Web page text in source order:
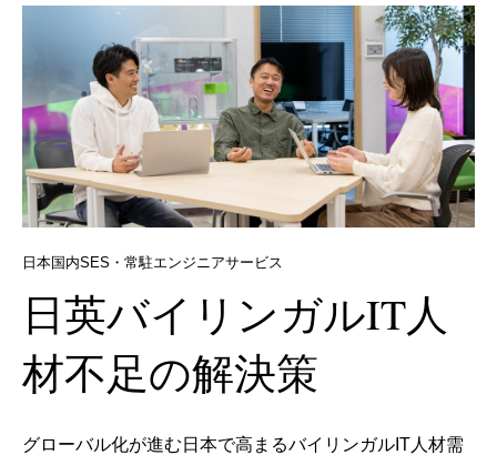
日本国内SES・常駐エンジニアサービス
日英バイリンガルIT人
材不足の解決策
グローバル化が進む日本で高まるバイリンガルIT人材需